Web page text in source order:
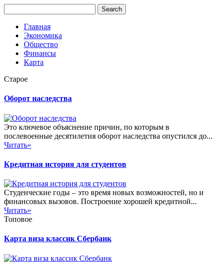
Главная
Экономика
Общество
Финансы
Карта
Старое
Оборот наследства
Это ключевое объяснение причин, по которым в
послевоенные десятилетия оборот наследства опустился до...
Читать»
Кредитная история для студентов
Студенческие годы – это время новых возможностей, но и
финансовых вызовов. Построение хорошей кредитной...
Читать»
Топовое
Карта виза классик Сбербанк